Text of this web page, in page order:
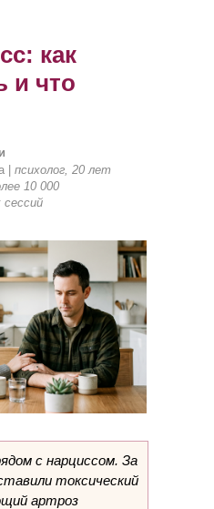
как
и что
с нарциссом. За
токсический
артроз
| психолог, 20 лет
10 000
сессий